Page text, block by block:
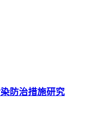
防治措施研究